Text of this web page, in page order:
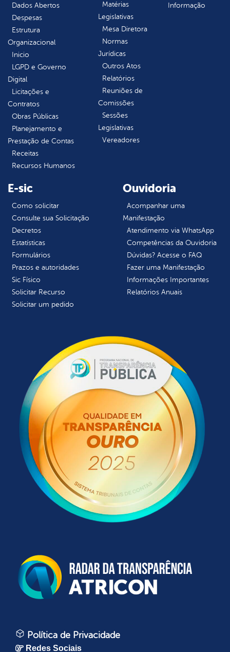
Dados Abertos
Despesas
Estrutura
Organizacional
Inicio
LGPD e Governo
Digital
Licitações e
Contratos
Obras Públicas
Planejamento e
Prestação de Contas
Receitas
Recursos Humanos
Matérias
Legislativas
Mesa Diretora
Normas
Jurídicas
Outros Atos
Relatórios
Reuniões de
Comissões
Sessões
Legislativas
Vereadores
Informação
E-sic
Como solicitar
Consulte sua Solicitação
Decretos
Estatísticas
Formulários
Prazos e autoridades
Sic Físico
Solicitar Recurso
Solicitar um pedido
Ouvidoria
Acompanhar uma
Manifestação
Atendimento via WhatsApp
Competências da Ouvidoria
Dúvidas? Acesse o FAQ
Fazer uma Manifestação
Informações Importantes
Relatórios Anuais
Política de Privacidade
Redes Sociais